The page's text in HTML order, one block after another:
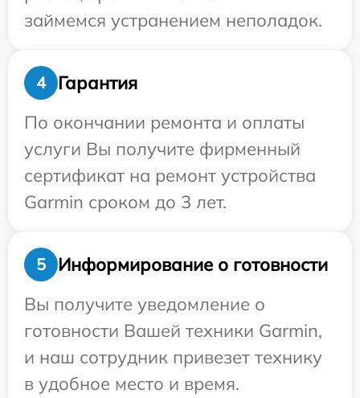
займемся устранением неполадок.
4
Гарантия
По окончании ремонта и оплаты
услуги Вы получите фирменный
сертификат на ремонт устройства
Garmin сроком до 3 лет.
5
Информирование о готовности
Вы получите уведомление о
готовности Вашей техники Garmin,
и наш сотрудник привезет технику
в удобное место и время.